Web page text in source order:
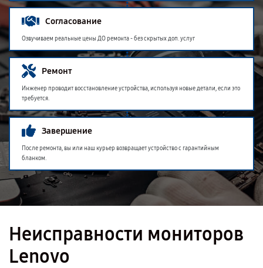
Согласование
Озвучиваем реальные цены ДО ремонта - без скрытых доп. услуг
Ремонт
Инженер проводит восстановление устройства, используя новые детали, если это
требуется.
Завершение
После ремонта, вы или наш курьер возвращает устройство с гарантийным
бланком.
Неисправности мониторов
Lenovo